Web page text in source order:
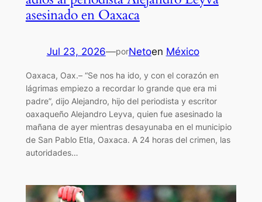
asesinado en Oaxaca
Jul 23, 2026—porNetoen México
Oaxaca, Oax.– “Se nos ha ido, y con el corazón en
lágrimas empiezo a recordar lo grande que era mi
padre”, dijo Alejandro, hijo del periodista y escritor
oaxaqueño Alejandro Leyva, quien fue asesinado la
mañana de ayer mientras desayunaba en el municipio
de San Pablo Etla, Oaxaca. A 24 horas del crimen, las
autoridades…